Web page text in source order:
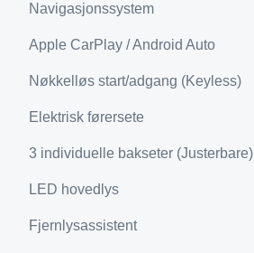
Navigasjonssystem
Apple CarPlay / Android Auto
Nøkkelløs start/adgang (Keyless)
Elektrisk førersete
3 individuelle bakseter (Justerbare)
LED hovedlys
Fjernlysassistent